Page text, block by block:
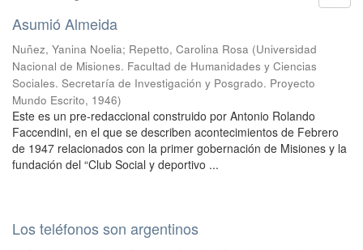
Asumió Almeida
Nuñez, Yanina Noelia; Repetto, Carolina Rosa (Universidad
Nacional de Misiones. Facultad de Humanidades y Ciencias
Sociales. Secretaría de Investigación y Posgrado. Proyecto
Mundo Escrito, 1946)
Este es un pre-redaccional construido por Antonio Rolando
Faccendini, en el que se describen acontecimientos de Febrero
de 1947 relacionados con la primer gobernación de Misiones y la
fundación del “Club Social y deportivo ...
Los teléfonos son argentinos